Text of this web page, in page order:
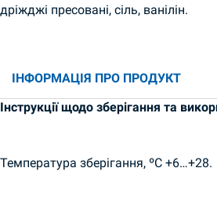
дріжджі пресовані, сіль, ванілін.
ІНФОРМАЦІЯ ПРО ПРОДУКТ
Інструкції щодо зберігання та
Температура зберігання, ºC +6…+28.